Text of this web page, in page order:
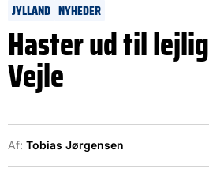
JYLLAND NYHEDER
Haster ud til
Vejle
Af: Tobias Jørgensen